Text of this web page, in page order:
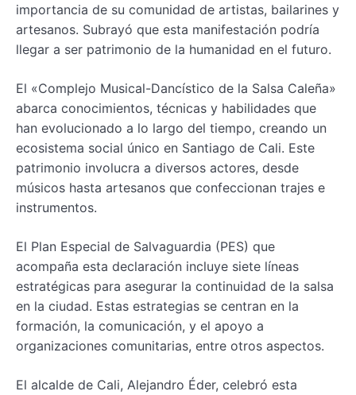
importancia de su comunidad de artistas, bailarines y
artesanos. Subrayó que esta manifestación podría
llegar a ser patrimonio de la humanidad en el futuro.
El «Complejo Musical-Dancístico de la Salsa Caleña»
abarca conocimientos, técnicas y habilidades que
han evolucionado a lo largo del tiempo, creando un
ecosistema social único en Santiago de Cali. Este
patrimonio involucra a diversos actores, desde
músicos hasta artesanos que confeccionan trajes e
instrumentos.
El Plan Especial de Salvaguardia (PES) que
acompaña esta declaración incluye siete líneas
estratégicas para asegurar la continuidad de la salsa
en la ciudad. Estas estrategias se centran en la
formación, la comunicación, y el apoyo a
organizaciones comunitarias, entre otros aspectos.
El alcalde de Cali, Alejandro Éder, celebró esta